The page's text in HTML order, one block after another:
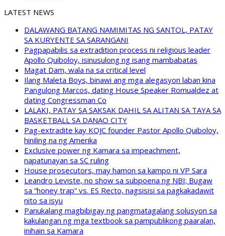
LATEST NEWS
DALAWANG BATANG NAMIMITAS NG SANTOL, PATAY
SA KURYENTE SA SARANGANI
Pagpapabilis sa extradition process ni religious leader
Apollo Quiboloy, isinusulong ng isang mambabatas
Magat Dam, wala na sa critical level
Ilang Maleta Boys, binawi ang mga alegasyon laban kina
Pangulong Marcos, dating House Speaker Romualdez at
dating Congressman Co
LALAKI, PATAY SA SAKSAK DAHIL SA ALITAN SA TAYA SA
BASKETBALL SA DANAO CITY
Pag-extradite kay KOJC founder Pastor Apollo Quiboloy,
hiniling na ng Amerika
Exclusive power ng Kamara sa impeachment,
napatunayan sa SC ruling
House prosecutors, may hamon sa kampo ni VP Sara
Leandro Leviste, no show sa subpoena ng NBI; Bugaw
sa “honey trap” vs. ES Recto, nagsisisi sa pagkakadawit
nito sa isyu
Panukalang magbibigay ng pangmatagalang solusyon sa
kakulangan ng mga textbook sa pampublikong paaralan,
inihain sa Kamara